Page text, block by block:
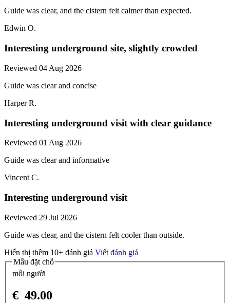
Guide was clear, and the cistern felt calmer than expected.
Edwin O.
Interesting underground site, slightly crowded
Reviewed 04 Aug 2026
Guide was clear and concise
Harper R.
Interesting underground visit with clear guidance
Reviewed 01 Aug 2026
Guide was clear and informative
Vincent C.
Interesting underground visit
Reviewed 29 Jul 2026
Guide was clear, and the cistern felt cooler than outside.
Hiển thị thêm 10+ đánh giá Viết đánh giá
Mẫu đặt chỗ
mỗi người
€ 49.00